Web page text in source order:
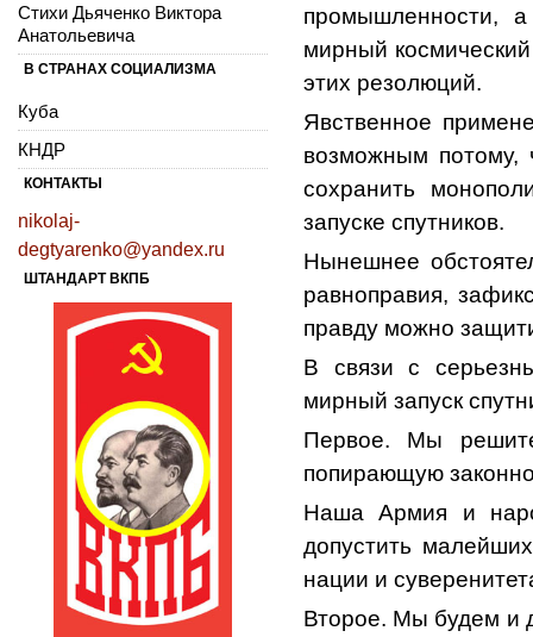
промышленности,
мирный
этих резолюций.
Явственное
возможным потому,
сохранить
запуске спутников.
Нынешнее
равноправия,
правду можно
В связи с
мирный запуск
Первое. Мы
попирающую
Наша Армия и
допустить
нации и
Второе. Мы будем и
Стихи Дьяченко Виктора
Анатольевича
В СТРАНАХ СОЦИАЛИЗМА
Куба
КНДР
КОНТАКТЫ
nikolaj-
degtyarenko@yandex.ru
ШТАНДАРТ ВКПБ